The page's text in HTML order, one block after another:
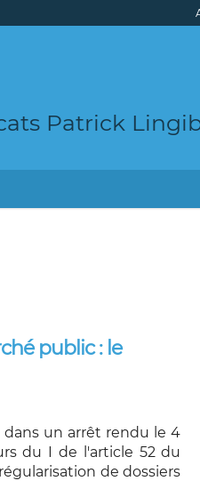
Patrick
public : le
dans un arrêt rendu le 4
du I de l'article 52 du
de dossiers